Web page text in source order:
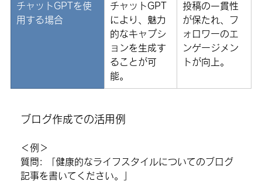
チャットGPTを使
用する場合
チャットGPT
により、魅力
的なキャプシ
ョンを生成す
ることが可
能。
投稿の一貫性
が保たれ、フ
ォロワーのエ
ンゲージメン
トが向上。
ブログ作成での活用例
＜例 ＞
質問 : 「健康的なライフスタイルについてのブログ
記事を書いてください。」